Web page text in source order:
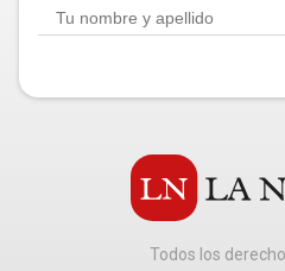
Todos los